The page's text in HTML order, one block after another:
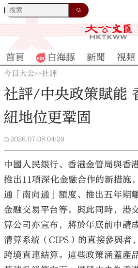
首頁 白海豚 新聞 視頻
今日大公>>社評
社評/中央政策賦能
紐地位更鞏固
2026.07.08 04:29
中國人民銀行、香港金管局與香
推出11項深化金融合作的新措施
通「南向通」額度、推出五年期
金融交易平台等。與此同時，港
算公司亦宣布，將於年底前申請
清算系統（CIPS）的直接參與者
跨境直連結算。這些政策涵蓋產